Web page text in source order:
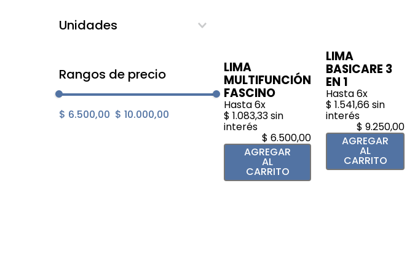
Muw
Unidades
Rangos de precio
$ 6.500,00 $ 10.000,00
LIMA
MULTIFUNCIÓN
FASCINO
Hasta6x
$ 1.083,33sin
interés
$ 6.500,00
AGREGAR
AL
CARRITO
LIMA
BASICARE 3
EN 1
Hasta6x
$ 1.541,66sin
interés
$ 9.250,00
AGREGAR
AL
CARRITO